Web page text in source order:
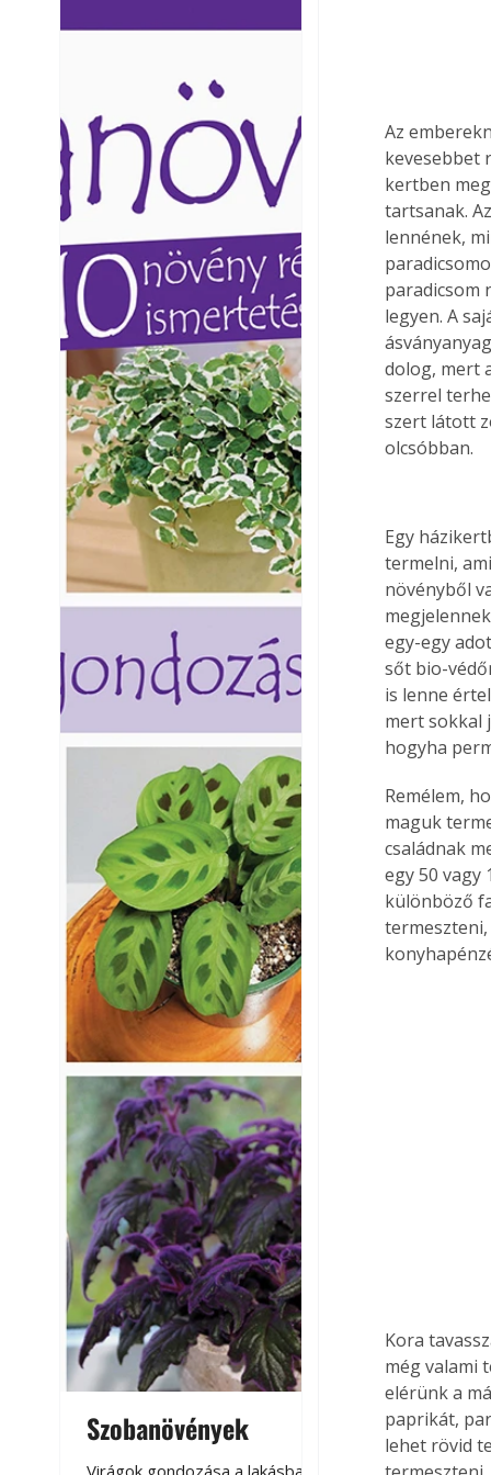
Szobanövények
Virágoskert:
teraszon,
Az
kevesebbet
kertben
tartsanak.
lennének,
paradicsom
legyen. A
dolog, mert
szerrel
szert látott
olcsóbban.
Egy
termelni,
növényből
egy-egy
sőt bio-
is lenne
mert sokkal
hogyha
Remélem,
maguk
családnak
egy 50 vagy
különböző
Kora
még valami
elérünk a
paprikát,
lehet rövid